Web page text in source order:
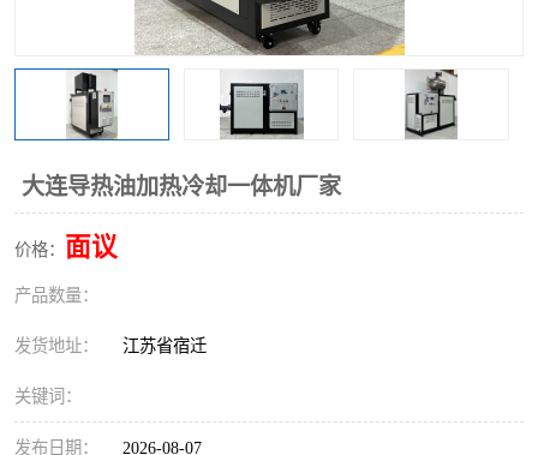
大连导热油加热冷却一体机厂家
价格： 面议
产品数量：
发货地址： 江苏省宿迁
关键词：
发布日期： 2026-08-07